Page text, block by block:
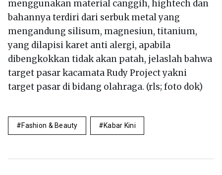
menggunakan material canggih, hightech dan
bahannya terdiri dari serbuk metal yang
mengandung silisum, magnesiun, titanium,
yang dilapisi karet anti alergi, apabila
dibengkokkan tidak akan patah, jelaslah bahwa
target pasar kacamata Rudy Project yakni
target pasar di bidang olahraga. (rls; foto dok)
Fashion & Beauty Kabar Kini